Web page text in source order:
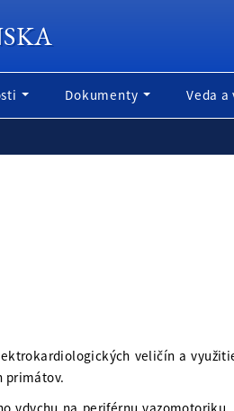
Dokumenty Veda a
veličín a
primátov.